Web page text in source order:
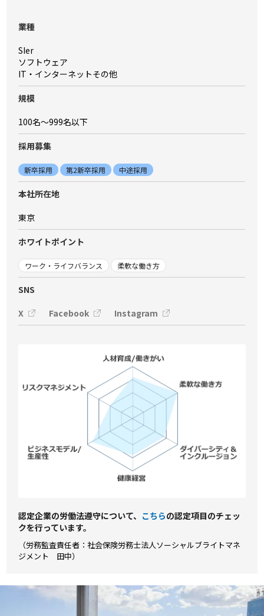
業種
SIer
ソフトウェア
IT・インターネットその他
規模
100名〜999名以下
採⽤募集
新卒採用 第2新卒採用 中途採用
本社所在地
東京
ホワイトポイント
ワーク・ライフバランス 柔軟な働き方
SNS
X
Facebook Instagram
認定企業の労働法遵守について、 こちらの認定項⽬のチェッ
クを⾏っています。
（労務監査責任者：社会保険労務士法人ソーシャルブライトマネ
ジメント 田中）